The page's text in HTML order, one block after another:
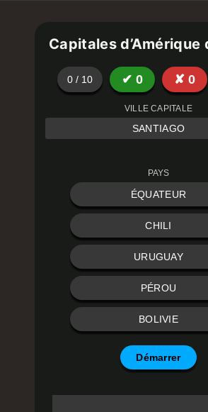
Capitales d’Amérique
0 / 10 ✔ 0 ✘ 0
VILLE CAPITALE
SANTIAGO
PAYS
ÉQUATEUR
CHILI
URUGUAY
PÉROU
BOLIVIE
Démarrer